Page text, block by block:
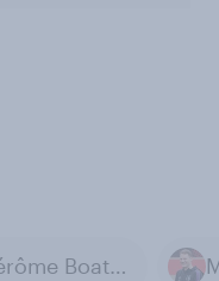
Jérôme Boateng